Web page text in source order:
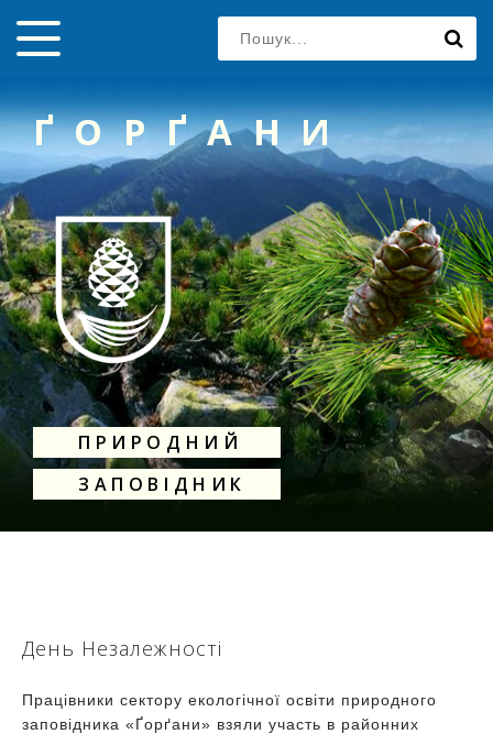
ҐОРҐАНИ
ПРИРОДНИЙ
ЗАПОВІДНИК
День Незалежності
Працівники сектору екологічної освіти природного
заповідника «Ґорґани» взяли участь в районних